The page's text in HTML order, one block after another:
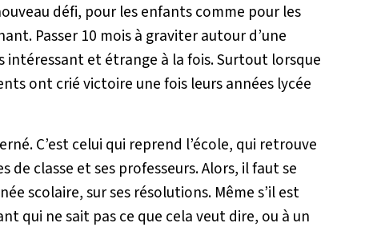
défi, pour les enfants comme pour les
Passer 10 mois à graviter autour d’une
intéressant et étrange à la fois. Surtout lorsque
ont crié victoire une fois leurs années lycée
C’est celui qui reprend l’école, qui retrouve
de classe et ses professeurs. Alors, il faut se
scolaire, sur ses résolutions. Même s’il est
qui ne sait pas ce que cela veut dire, ou à un